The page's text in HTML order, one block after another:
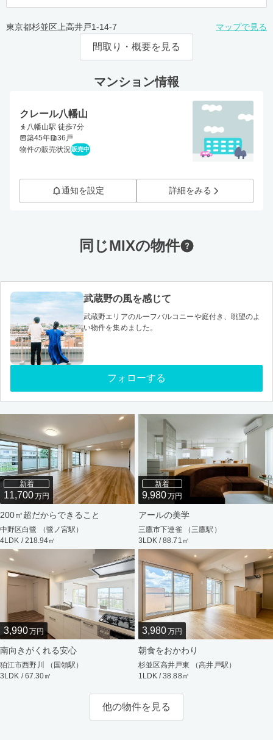
東京都杉並区上高井戸1-14-7 マップで見る
間取り・概要を見る
マンション情報
クレール八幡山
八幡山駅 徒歩7分
築45年
36戸
物件の販売状況 販売中
通知を設定 詳細をみる
同じMIXの物件
武蔵野の風を感じて
武蔵野エリアのルーフバルコニーや庭付き、眺望のよ
い物件を集めました。
フォローする
新着
11,700万円
200㎡超だからできること
中野区白鷺 （鷺ノ宮駅）
4LDK / 218.94㎡
新着
9,980万円
アールの美学
三鷹市下連雀 （三鷹駅）
3LDK / 88.71㎡
3,990万円
南向きがくれる安心
狛江市西野川 （国領駅）
3LDK / 67.30㎡
3,980万円
朝食をおかわり
杉並区高井戸東 （高井戸駅）
1LDK / 38.88㎡
他の物件を見る